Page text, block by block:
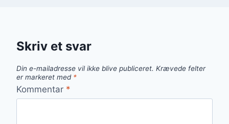
Skriv et svar
Din e-mailadresse vil ikke blive publiceret. Krævede felter
er markeret med *
Kommentar *